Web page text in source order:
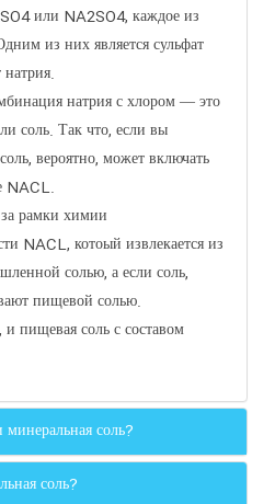
или NA2SO4, каждое из
из них является сульфат
натрия с хлором — это
соль. Так что, если вы
вероятно, может включать
NACL.
рамки химии
NACL, котоый извлекается из
солью, а если соль,
пищевой солью.
пищевая соль с составом
соль?
соль?